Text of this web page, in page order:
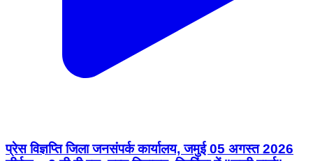
प्रेस विज्ञप्ति जिला जनसंपर्क कार्यालय, जमुई 05 अगस्त 2026